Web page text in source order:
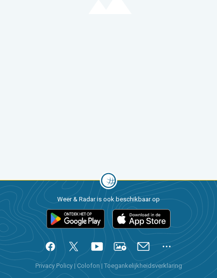
Weer & Radar is ook beschikbaar op
Privacy Policy |Colofon | Toegankelijkheidsverklaring